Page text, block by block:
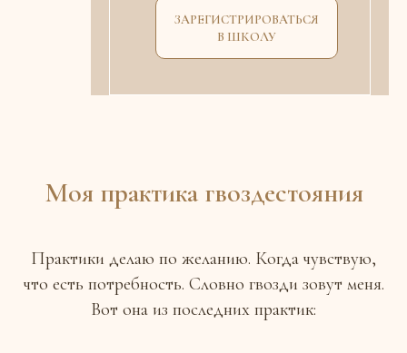
ЗАРЕГИСТРИРОВАТЬСЯ
В ШКОЛУ
Моя практика гвоздестояния
Практики делаю по желанию. Когда чувствую,
что есть потребность. Словно гвозди зовут меня.
Вот она из последних практик: